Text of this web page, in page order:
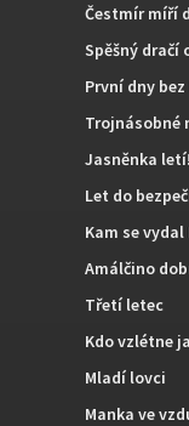
Čestmír míří
Spěšný dračí
První dny
Trojnásobné
Jasněnka letí!
Let do
Kam se vydal
Amálčino
Třetí letec
Kdo vzlétne
Mladí lovci
Manka ve